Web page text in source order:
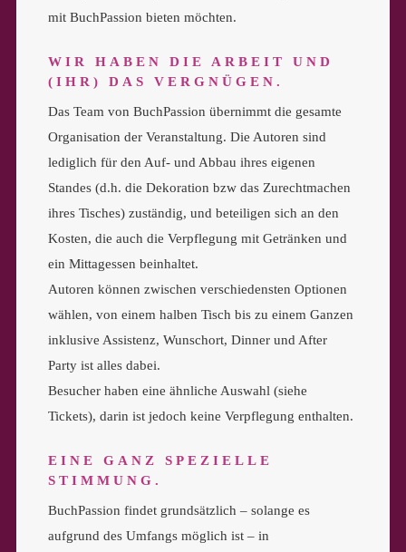
mit BuchPassion bieten möchten.
WIR HABEN DIE ARBEIT UND
(IHR) DAS VERGNÜGEN.
Das Team von BuchPassion übernimmt die gesamte
Organisation der Veranstaltung. Die Autoren sind
lediglich für den Auf- und Abbau ihres eigenen
Standes (d.h. die Dekoration bzw das Zurechtmachen
ihres Tisches) zuständig, und beteiligen sich an den
Kosten, die auch die Verpflegung mit Getränken und
ein Mittagessen beinhaltet.
Autoren können zwischen verschiedensten Optionen
wählen, von einem halben Tisch bis zu einem Ganzen
inklusive Assistenz, Wunschort, Dinner und After
Party ist alles dabei.
Besucher haben eine ähnliche Auswahl (siehe
Tickets), darin ist jedoch keine Verpflegung enthalten.
EINE GANZ SPEZIELLE
STIMMUNG.
BuchPassion findet grundsätzlich – solange es
aufgrund des Umfangs möglich ist – in